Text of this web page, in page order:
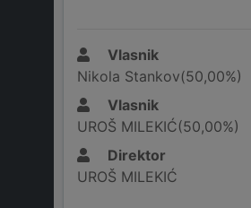
Vlasnik
Nikola Stankov(50,00%)
Vlasnik
UROŠ MILEKIĆ(50,00%)
Direktor
UROŠ MILEKIĆ